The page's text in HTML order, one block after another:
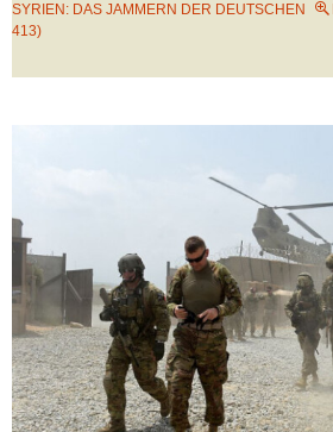
SYRIEN: DAS JAMMERN DER DEUTSCHEN
413)